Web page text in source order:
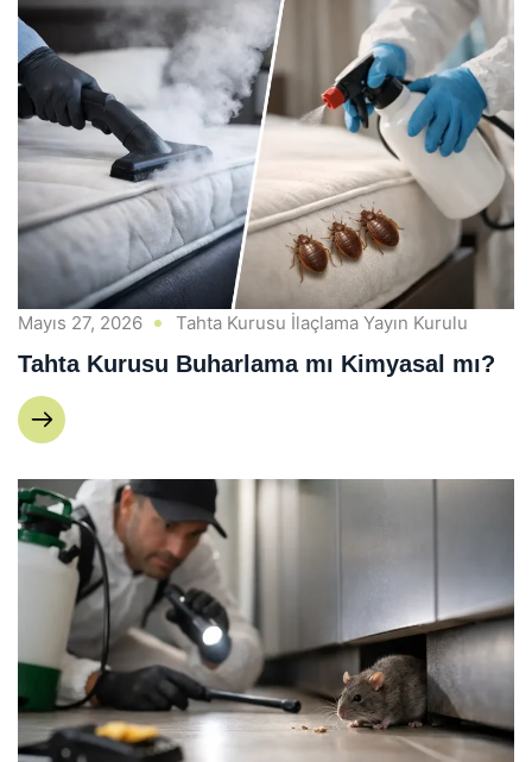
Mayıs 27, 2026 Tahta Kurusu İlaçlama Yayın Kurulu
Tahta Kurusu Buharlama mı Kimyasal mı?